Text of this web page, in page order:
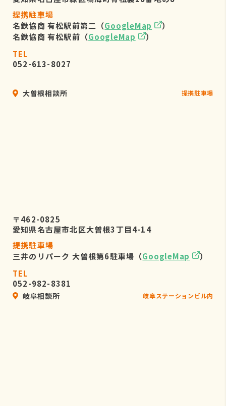
提携駐車場
名鉄協商 有松駅前第二（GoogleMap
）
名鉄協商 有松駅前（GoogleMap
）
TEL
052-613-8027
大曽根相談所 提携駐車場
〒462-0825
愛知県名古屋市北区大曽根3丁目4-14
提携駐車場
三井のリパーク 大曽根第6駐車場（GoogleMap
）
TEL
052-982-8381
岐阜相談所 岐阜ステーションビル内